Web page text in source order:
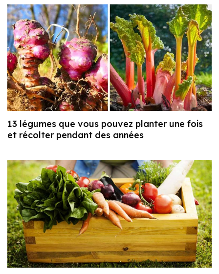
13 légumes que vous pouvez planter une fois
et récolter pendant des années